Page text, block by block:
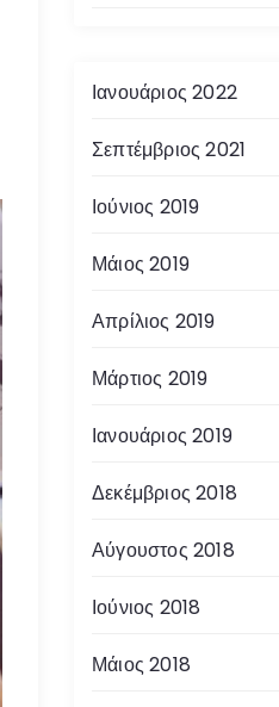
Ιανουάριος 2022
Σεπτέμβριος 2021
Ιούνιος 2019
Μάιος 2019
Απρίλιος 2019
Μάρτιος 2019
Ιανουάριος 2019
Δεκέμβριος 2018
Αύγουστος 2018
Ιούνιος 2018
Μάιος 2018